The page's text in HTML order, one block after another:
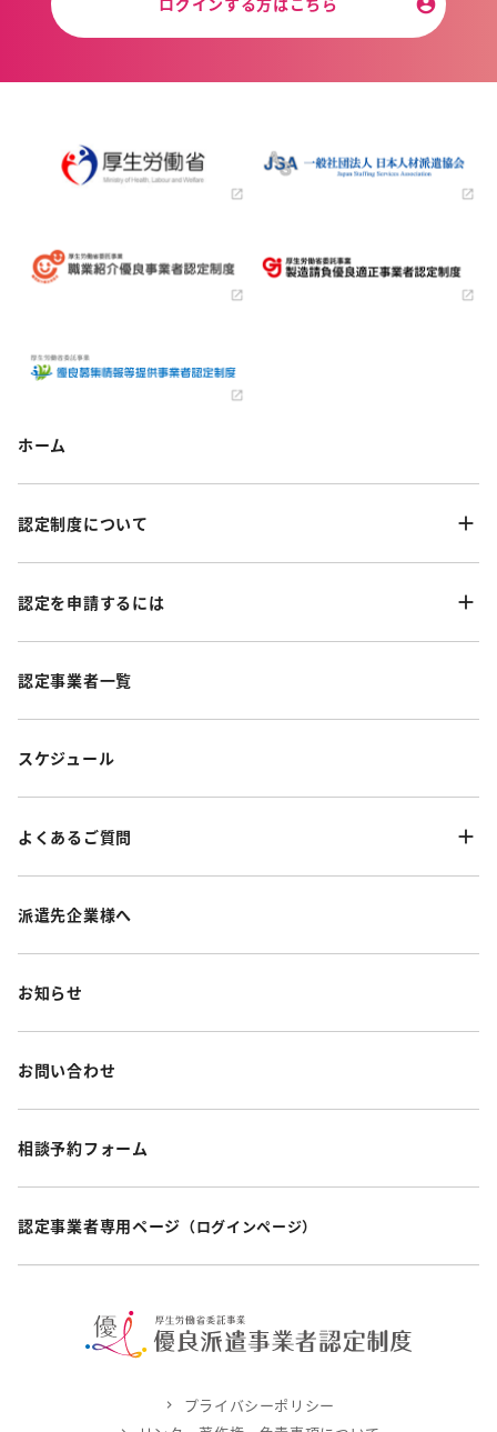
ホーム
認定制度について
認定を申請するには
認定事業者一覧
スケジュール
よくあるご質問
派遣先企業様へ
お知らせ
お問い合わせ
相談予約フォーム
認定事業者専用ページ （ログインページ）
プライバシーポリシー